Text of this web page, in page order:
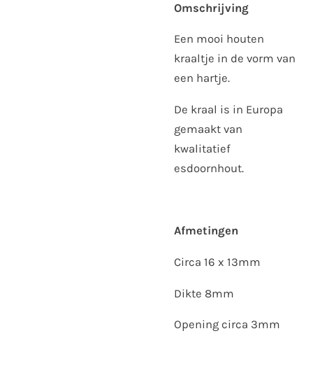
Omschrijving
Een mooi houten
kraaltje in de vorm van
een hartje.
De kraal is in Europa
gemaakt van
kwalitatief
esdoornhout.
Afmetingen
Circa 16 x 13mm
Dikte 8mm
Opening circa 3mm